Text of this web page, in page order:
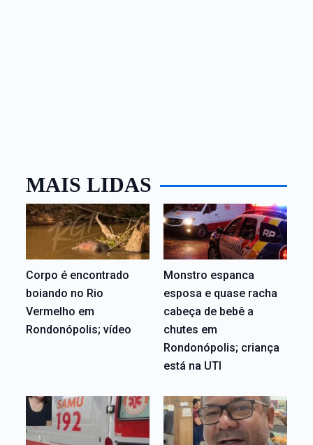
MAIS LIDAS
Corpo é encontrado
boiando no Rio
Vermelho em
Rondonópolis; vídeo
Monstro espanca
esposa e quase racha
cabeça de bebê a
chutes em
Rondonópolis; criança
está na UTI